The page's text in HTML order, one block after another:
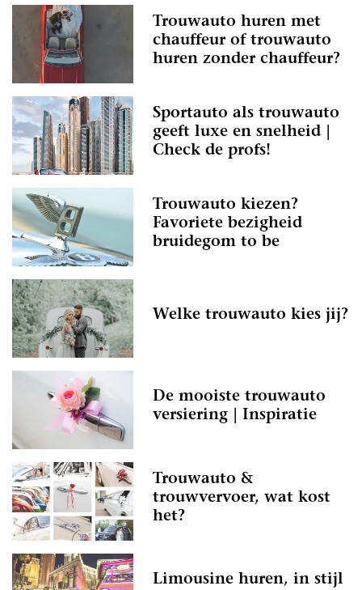
Trouwauto huren met
chauffeur of trouwauto
huren zonder chauffeur?
Sportauto als trouwauto
geeft luxe en snelheid |
Check de profs!
Trouwauto kiezen?
Favoriete bezigheid
bruidegom to be
Welke trouwauto kies jij?
De mooiste trouwauto
versiering | Inspiratie
Trouwauto &
trouwvervoer, wat kost
het?
Limousine huren, in stijl